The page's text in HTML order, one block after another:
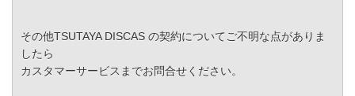
その他TSUTAYA DISCAS の契約についてご不明な点がありま
したら
カスタマーサービスまでお問合せください。